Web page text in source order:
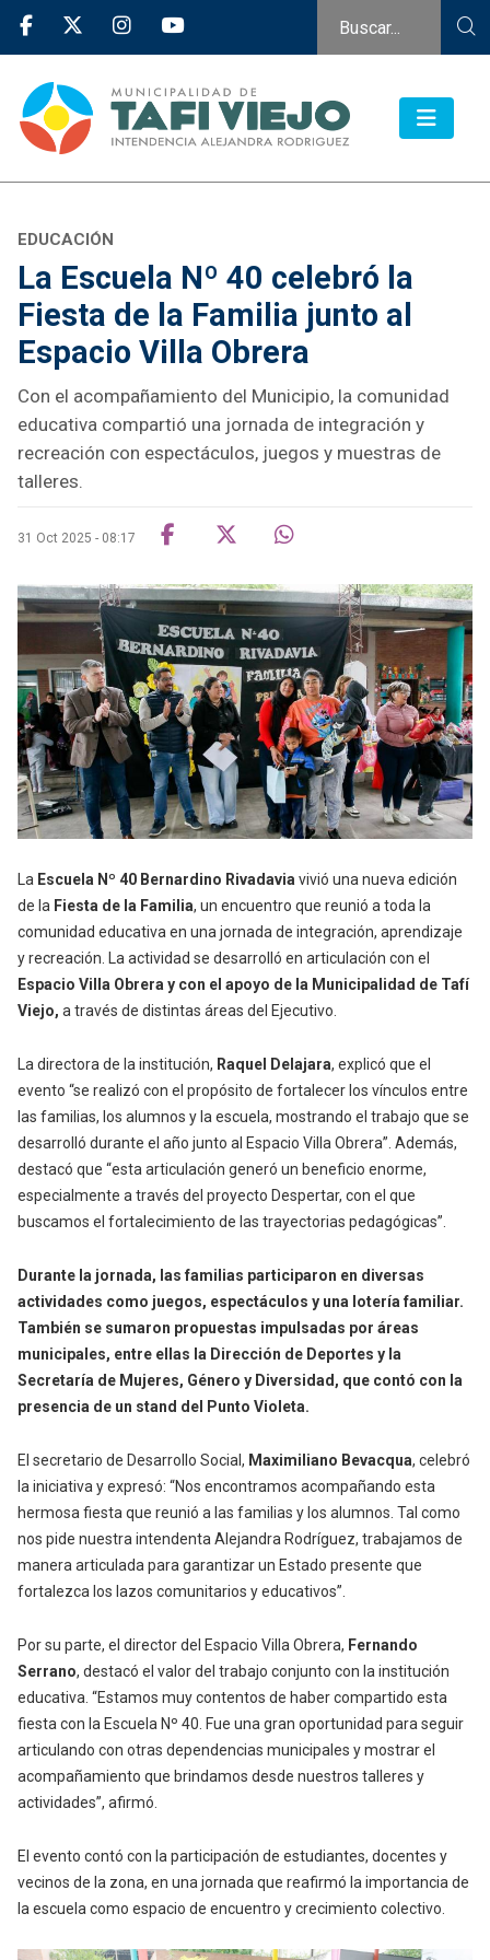
EDUCACIÓN
La Escuela Nº 40 celebró la
Fiesta de la Familia junto al
Espacio Villa Obrera
Con el acompañamiento del Municipio, la comunidad
educativa compartió una jornada de integración y
recreación con espectáculos, juegos y muestras de
talleres.
31 Oct 2025 - 08:17
La Escuela Nº 40 Bernardino Rivadaviavivió una nueva edición
de la Fiesta de la Familia, un encuentro que reunió a toda la
comunidad educativa en una jornada de integración, aprendizaje
y recreación. La actividad se desarrolló en articulación con el
Espacio Villa Obrera y con el apoyo de la Municipalidad de Tafí
Viejo, a través de distintas áreas del Ejecutivo.
La directora de la institución, Raquel Delajara, explicó que el
evento “se realizó con el propósito de fortalecer los vínculos entre
las familias, los alumnos y la escuela, mostrando el trabajo que se
desarrolló durante el año junto al Espacio Villa Obrera”. Además,
destacó que “esta articulación generó un beneficio enorme,
especialmente a través del proyecto Despertar, con el que
buscamos el fortalecimiento de las trayectorias pedagógicas”.
Durante la jornada, las familias participaron en diversas
actividades como juegos, espectáculos y una lotería familiar.
También se sumaron propuestas impulsadas por áreas
municipales, entre ellas la Dirección de Deportes y la
Secretaría de Mujeres, Género y Diversidad, que contó con la
presencia de un stand del Punto Violeta.
El secretario de Desarrollo Social, Maximiliano Bevacqua, celebró
la iniciativa y expresó: “Nos encontramos acompañando esta
hermosa fiesta que reunió a las familias y los alumnos. Tal como
nos pide nuestra intendenta Alejandra Rodríguez, trabajamos de
manera articulada para garantizar un Estado presente que
fortalezca los lazos comunitarios y educativos”.
Por su parte, el director del Espacio Villa Obrera, Fernando
Serrano, destacó el valor del trabajo conjunto con la institución
educativa. “Estamos muy contentos de haber compartido esta
fiesta con la Escuela Nº 40. Fue una gran oportunidad para seguir
articulando con otras dependencias municipales y mostrar el
acompañamiento que brindamos desde nuestros talleres y
actividades”, afirmó.
El evento contó con la participación de estudiantes, docentes y
vecinos de la zona, en una jornada que reafirmó la importancia de
la escuela como espacio de encuentro y crecimiento colectivo.